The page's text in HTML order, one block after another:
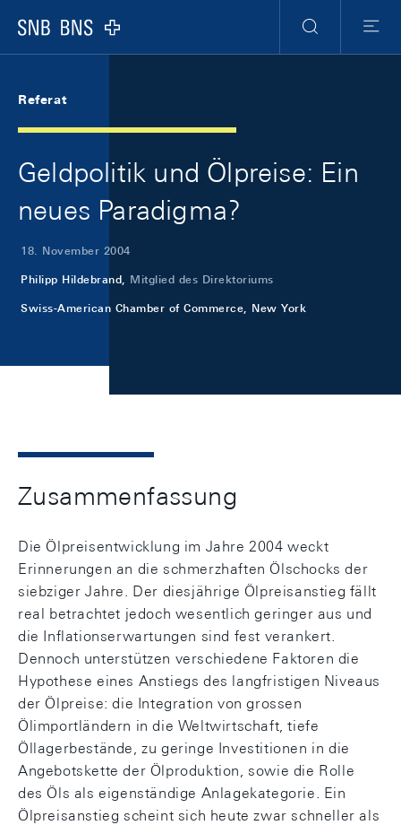
Logo
Suche
Menu
Referat
Geldpolitik und Ölpreise: Ein
neues Paradigma?
18. November 2004
Philipp Hildebrand, Mitglied des Direktoriums
Swiss-American Chamber of Commerce, New York
Zusammenfassung
Die Ölpreisentwicklung im Jahre 2004 weckt
Erinnerungen an die schmerzhaften Ölschocks der
siebziger Jahre. Der diesjährige Ölpreisanstieg fällt
real betrachtet jedoch wesentlich geringer aus und
die Inflationserwartungen sind fest verankert.
Dennoch unterstützen verschiedene Faktoren die
Hypothese eines Anstiegs des langfristigen Niveaus
der Ölpreise: die Integration von grossen
Ölimportländern in die Weltwirtschaft, tiefe
Öllagerbestände, zu geringe Investitionen in die
Angebotskette der Ölproduktion, sowie die Rolle
des Öls als eigenständige Anlagekategorie. Ein
Ölpreisanstieg scheint sich heute zwar schneller als